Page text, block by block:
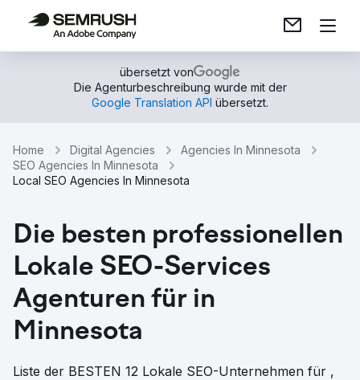
übersetzt von
Die Agenturbeschreibung wurde mit der
Google Translation API übersetzt.
Home Digital Agencies
Agencies In Minnesota
SEO Agencies In Minnesota
Local SEO Agencies In Minnesota
Die besten professionellen
Lokale SEO-Services
Agenturen für in
Minnesota
Liste der BESTEN 12 Lokale SEO-Unternehmen für ,